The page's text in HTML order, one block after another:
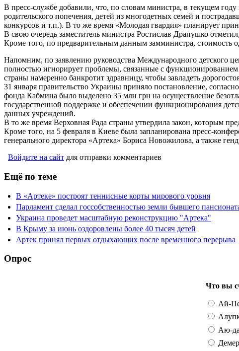
В пресс-службе добавили, что, по словам министра, в текущем
родительского попечения, детей из многодетных семей и
конкурсов и т.п.). В то же время «Молодая гвардия» планирует
В свою очередь заместитель министра Ростислав Драпушко
Кроме того, по предварительным данным замминистра, стоимость
Напомним, по заявлению руководства Международного детского
полностью игнорирует проблемы, связанные с
страны намеренно банкротит здравницу, чтобы завладеть
31 января правительство Украины приняло постановление,
фонда Кабмина было выделено 35 млн грн на осуществление
государственной поддержке и обеспечении функционирования
данных учреждений.
В то же время Верховная Рада страны утвердила закон, которым
Кроме того, на 5 февраля в Киеве была запланирована пресс-
генерального директора «Артека» Бориса Новожилова, а также
Войдите на сайт для отправки комментариев
Ещё по теме
В «Артеке» построят теннисные корты мирового уровня
Парламент сделал госсобственностью земли бывшего
Украина проведет масштабную реконструкцию "Артека"
В Крыму за июнь оздоровлены более 40 тысяч детей
Артек принял первых отдыхающих после временного перерыва
Опрос
Что вы
Ай-
Аю-